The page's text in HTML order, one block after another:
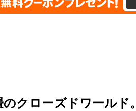
クローズドワールド。